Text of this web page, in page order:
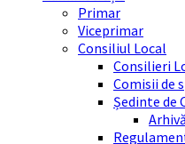
Primar
Viceprimar
Consiliul Local
Consilieri
Comisii de
Ședinte de